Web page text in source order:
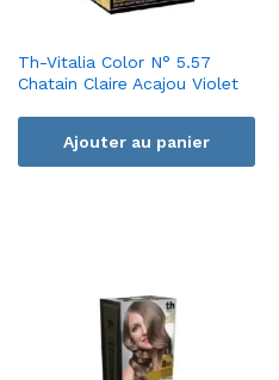
Th-Vitalia Color N° 5.57
Chatain Claire Acajou Violet
Ajouter au panier